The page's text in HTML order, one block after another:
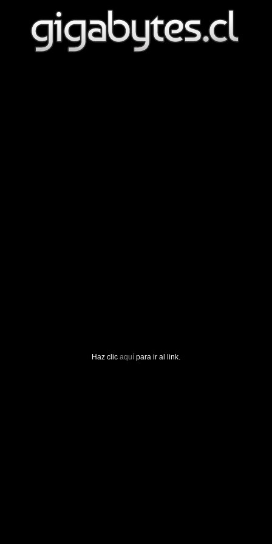
Haz clic aquí para ir al link.